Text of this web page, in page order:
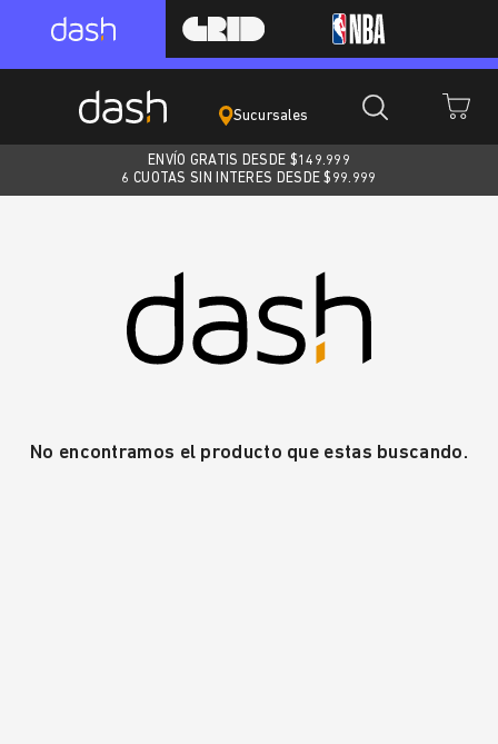
Sucursales
ENVÍO GRATIS DESDE $149.999
6 CUOTAS SIN INTERES DESDE $99.999
No encontramos el producto que estas buscando.